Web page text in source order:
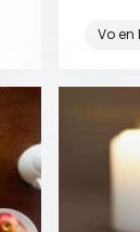
wel
Vo en